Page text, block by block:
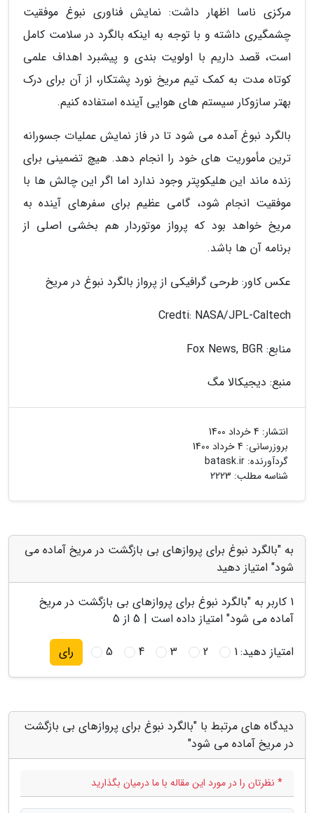
مرکزی ناسا اظهار داشت: نمایش فناوری نبوغ موفقیت
چشمگیری داشته و با توجه به اینکه بالگرد در سلامت کامل
است، قصد داریم با اولویت بندی و پیشبرد اهداف علمی
کوتاه مدت به کمک تیم مریخ نورد پشتکار، از آن برای درک
بهتر سازوکار سیستم های هوایی آینده استفاده کنیم.
بالگرد نبوغ آمده می شود تا در فاز نمایش عملیات جسورانه
ترین مأموریت های خود را انجام دهد. هیچ تضمینی برای
زنده ماند این هلیکوپتر وجود ندارد اما اگر این چالش ها با
موفقیت انجام شود، گامی عظیم برای سفرهای آینده به
مریخ خواهد بود که پرواز موتوردار هم بخشی اصلی از
برنامه آن ها باشد.
عکس کاور: طرحی گرافیکی از پرواز بالگرد نبوغ در مریخ
Credti: NASA/JPL-Caltech
منابع: Fox News, BGR
منبع: دیجیکالا مگ
انتشار: 4 خرداد 1400
بروزرسانی: 4 خرداد 1400
گردآورنده: batask.ir
شناسه مطلب: 2223
به "بالگرد نبوغ برای پروازهای بی بازگشت در مریخ آماده می
شود" امتیاز دهید
1 کاربر به "بالگرد نبوغ برای پروازهای بی بازگشت در مریخ
آماده می شود" امتیاز داده است | 5 از 5
امتیاز دهید:1
2
3
4
5 رای
دیدگاه های مرتبط با "بالگرد نبوغ برای پروازهای بی بازگشت
در مریخ آماده می شود"
* نظرتان را در مورد این مقاله با ما درمیان بگذارید